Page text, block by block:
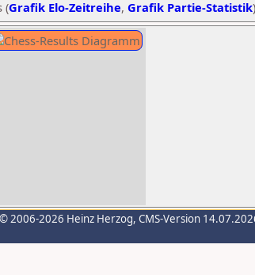
(Grafik Elo-Zeitreihe, Grafik Partie-Statistik)
© 2006-2026 Heinz Herzog, CMS-Version